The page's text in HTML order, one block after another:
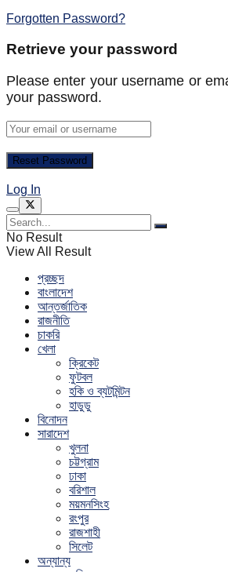
Forgotten Password?
Retrieve your password
Please enter your username or
your password.
Log In
No Result
View All Result
প্রচ্ছদ
বাংলাদেশ
আন্তর্জাতিক
রাজনীতি
চাকরি
খেলা
ক্রিকেট
ফুটবল
হকি ও ব্যটমিন্টন
হাডুডু
বিনোদন
সারাদেশ
খুলনা
চট্টগ্রাম
ঢাকা
বরিশাল
ময়মনসিংহ
রংপুর
রাজশাহী
সিলেট
অন্যান্য